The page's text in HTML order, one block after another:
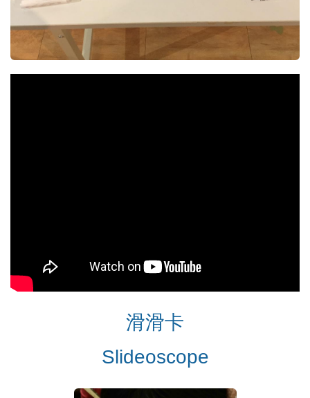
滑滑卡
Slideoscope